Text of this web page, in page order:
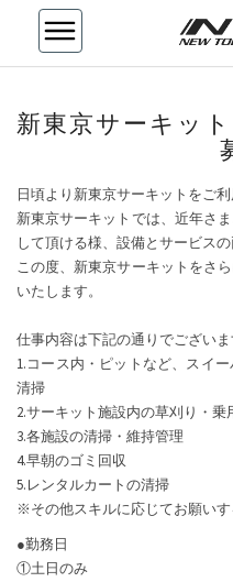
新東京サーキット
日頃より新東京サーキットをご
新東京サーキットでは、近年さ
して頂ける様、設備とサービス
この度、新東京サーキットをさ
いたします。
仕事内容は下記の通りでございま
1.コース内・ピットなど、スイ
清掃
2.サーキット施設内の草刈り・
3.各施設の清掃・維持管理
4.早朝のゴミ回収
5.レンタルカートの清掃
※その他スキルに応じてお願いす
●勤務日
①土日のみ